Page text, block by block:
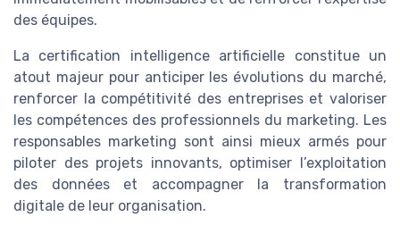
des équipes.
La certification intelligence artificielle constitue un
atout majeur pour anticiper les évolutions du marché,
renforcer la compétitivité des entreprises et valoriser
les compétences des professionnels du marketing. Les
responsables marketing sont ainsi mieux armés pour
piloter des projets innovants, optimiser l’exploitation
des données et accompagner la transformation
digitale de leur organisation.